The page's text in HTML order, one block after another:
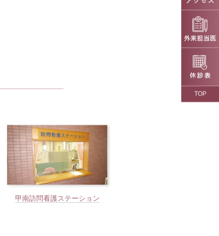
TOP
甲南訪問看護ステーション